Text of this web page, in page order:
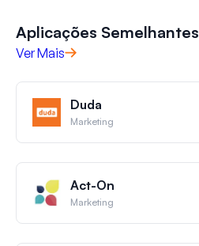
Aplicações Semelhantes
Ver Mais
Duda
Marketing
Act-On
Marketing